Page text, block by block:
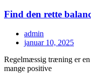
Find den rette
admin
januar 10, 2025
Regelmæssig træning er
mange positive